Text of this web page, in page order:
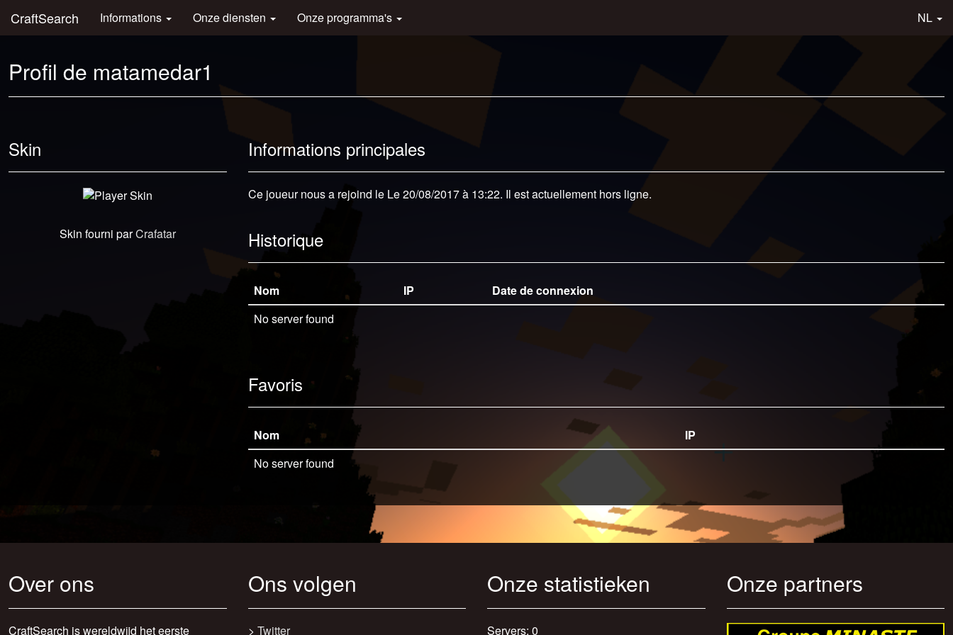
CraftSearch Informations Onze diensten Onze programma's NL
Profil de matamedar1
Skin
Skin fourni parCrafatar
Informations principales
Ce joueur nous a rejoind le Le 20/08/2017 à 13:22. Il est actuellement hors ligne.
Historique
Nom IP
Date de connexion
No server found
Favoris
Nom
IP
No server found
Over ons
CraftSearch is wereldwijd het eerste
Ons volgen
> Twitter
Onze statistieken
Servers: 0
Onze partners